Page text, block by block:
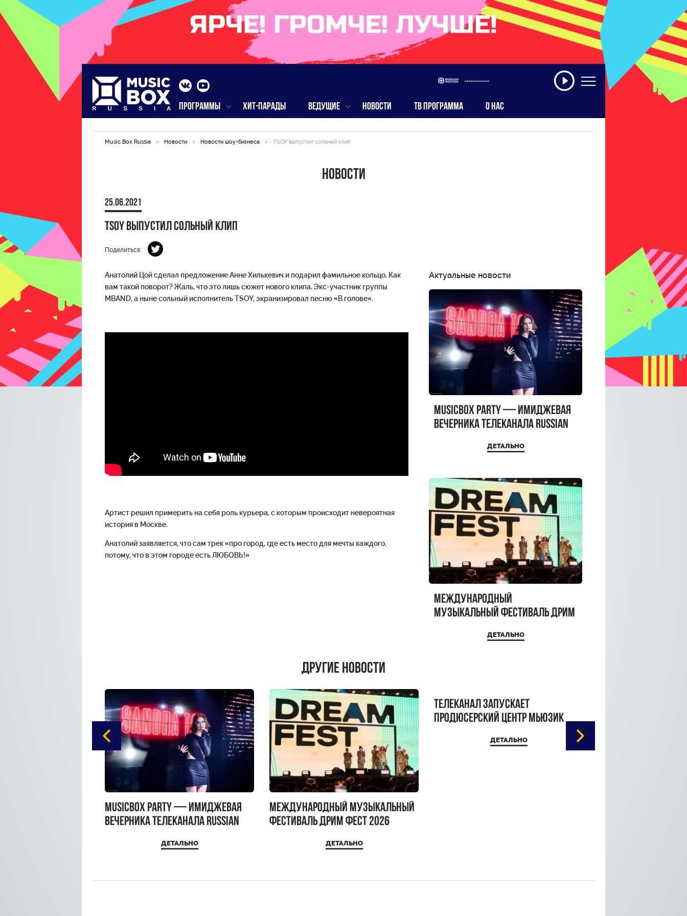
------------
ПРОГРАММЫ ХИТ-ПАРАДЫ ВЕДУЩИЕ НОВОСТИ ТВ ПРОГРАММА О НАС
Music Box Russia > Новости > Новости шоу-бизнеса > TSOY выпустил сольный клип
Новости
25.06.2021
TSOY выпустил сольный клип
Поделиться:
Анатолий Цой сделал предложение Анне Хилькевич и подарил фамильное кольцо. Как
вам такой поворот? Жаль, что это лишь сюжет нового клипа. Экс-участник группы
MBAND, а ныне сольный исполнитель TSOY, экранизировал песню «В голове».
Артист решил примерить на себя роль курьера, с которым происходит невероятная
история в Москве.
Анатолий заявляется, что сам трек «про город, где есть место для мечты каждого,
потому, что в этом городе есть ЛЮБОВЬ!»
Актуальные новости
MUSICBOX PARTY — имиджевая
вечерника телеканала RUSSIAN
ДЕТАЛЬНО
Международный
музыкальный фестиваль ДРИМ
ДЕТАЛЬНО
Другие новости
MUSICBOX PARTY — имиджевая
вечерника телеканала RUSSIAN
ДЕТАЛЬНО
Международный музыкальный
фестиваль ДРИМ ФЕСТ 2026
ДЕТАЛЬНО
Телеканал запускает
продюсерский центр Мьюзик
ДЕТАЛЬНО